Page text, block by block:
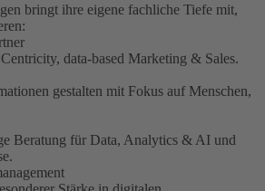
bringt ihre eigene fachliche Tiefe mit,
data-based Marketing & Sales.
gestalten mit Fokus auf Menschen,
Beratung für Data, Analytics & AI und